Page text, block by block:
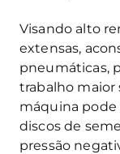
Visando alto
extensas,
pneumáticas,
trabalho maior
máquina pode
discos de
pressão